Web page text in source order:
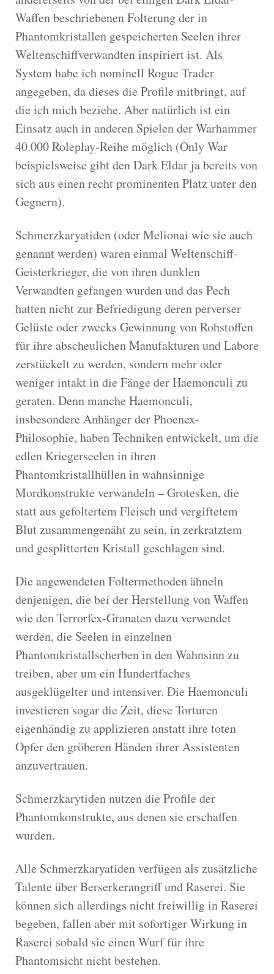
Waffen beschriebenen Folterung der in
Phantomkristallen gespeicherten Seelen ihrer
Weltenschiffverwandten inspiriert ist. Als
System habe ich nominell Rogue Trader
angegeben, da dieses die Profile mitbringt, auf
die ich mich beziehe. Aber natürlich ist ein
Einsatz auch in anderen Spielen der Warhammer
40.000 Roleplay-Reihe möglich (Only War
beispielsweise gibt den Dark Eldar ja bereits von
sich aus einen recht prominenten Platz unter den
Gegnern).
Schmerzkaryatiden (oder Melionai wie sie auch
genannt werden) waren einmal Weltenschiff-
Geisterkrieger, die von ihren dunklen
Verwandten gefangen wurden und das Pech
hatten nicht zur Befriedigung deren perverser
Gelüste oder zwecks Gewinnung von Rohstoffen
für ihre abscheulichen Manufakturen und Labore
zerstückelt zu werden, sondern mehr oder
weniger intakt in die Fänge der Haemonculi zu
geraten. Denn manche Haemonculi,
insbesondere Anhänger der Phoenex-
Philosophie, haben Techniken entwickelt, um die
edlen Kriegerseelen in ihren
Phantomkristallhüllen in wahnsinnige
Mordkonstrukte verwandeln – Grotesken, die
statt aus gefoltertem Fleisch und vergiftetem
Blut zusammengenäht zu sein, in zerkratztem
und gesplitterten Kristall geschlagen sind.
Die angewendeten Foltermethoden ähneln
denjenigen, die bei der Herstellung von Waffen
wie den Terrorfex-Granaten dazu verwendet
werden, die Seelen in einzelnen
Phantomkristallscherben in den Wahnsinn zu
treiben, aber um ein Hundertfaches
ausgeklügelter und intensiver. Die Haemonculi
investieren sogar die Zeit, diese Torturen
eigenhändig zu applizieren anstatt ihre toten
Opfer den gröberen Händen ihrer Assistenten
anzuvertrauen.
Schmerzkarytiden nutzen die Profile der
Phantomkonstrukte, aus denen sie erschaffen
wurden.
Alle Schmerzkaryatiden verfügen als zusätzliche
Talente über Berserkerangriff und Raserei. Sie
können sich allerdings nicht freiwillig in Raserei
begeben, fallen aber mit sofortiger Wirkung in
Raserei sobald sie einen Wurf für ihre
Phantomsicht nicht bestehen.